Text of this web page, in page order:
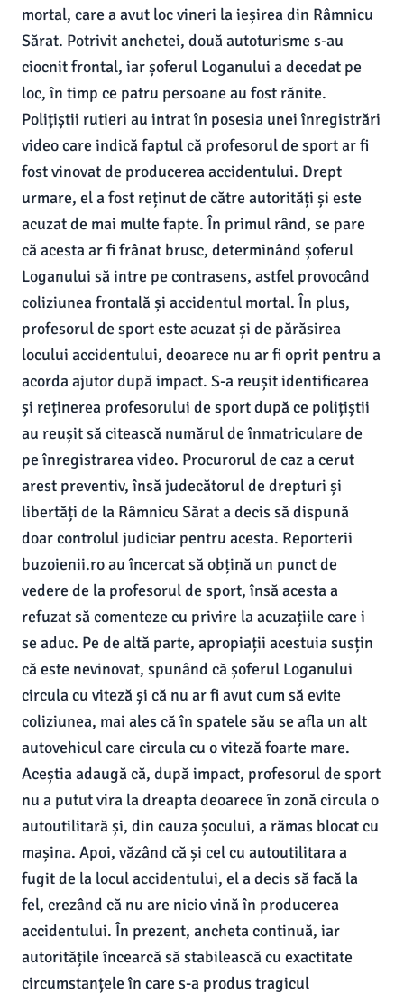
mortal, care a avut loc vineri la ieșirea din Râmnicu
Sărat. Potrivit anchetei, două autoturisme s-au
ciocnit frontal, iar șoferul Loganului a decedat pe
loc, în timp ce patru persoane au fost rănite.
Polițiștii rutieri au intrat în posesia unei înregistrări
video care indică faptul că profesorul de sport ar fi
fost vinovat de producerea accidentului. Drept
urmare, el a fost reținut de către autorități și este
acuzat de mai multe fapte. În primul rând, se pare
că acesta ar fi frânat brusc, determinând șoferul
Loganului să intre pe contrasens, astfel provocând
coliziunea frontală și accidentul mortal. În plus,
profesorul de sport este acuzat și de părăsirea
locului accidentului, deoarece nu ar fi oprit pentru a
acorda ajutor după impact. S-a reușit identificarea
și reținerea profesorului de sport după ce polițiștii
au reușit să citească numărul de înmatriculare de
pe înregistrarea video. Procurorul de caz a cerut
arest preventiv, însă judecătorul de drepturi și
libertăți de la Râmnicu Sărat a decis să dispună
doar controlul judiciar pentru acesta. Reporterii
buzoienii.ro au încercat să obțină un punct de
vedere de la profesorul de sport, însă acesta a
refuzat să comenteze cu privire la acuzațiile care i
se aduc. Pe de altă parte, apropiații acestuia susțin
că este nevinovat, spunând că șoferul Loganului
circula cu viteză și că nu ar fi avut cum să evite
coliziunea, mai ales că în spatele său se afla un alt
autovehicul care circula cu o viteză foarte mare.
Aceștia adaugă că, după impact, profesorul de sport
nu a putut vira la dreapta deoarece în zonă circula o
autoutilitară și, din cauza șocului, a rămas blocat cu
mașina. Apoi, văzând că și cel cu autoutilitara a
fugit de la locul accidentului, el a decis să facă la
fel, crezând că nu are nicio vină în producerea
accidentului. În prezent, ancheta continuă, iar
autoritățile încearcă să stabilească cu exactitate
circumstanțele în care s-a produs tragicul